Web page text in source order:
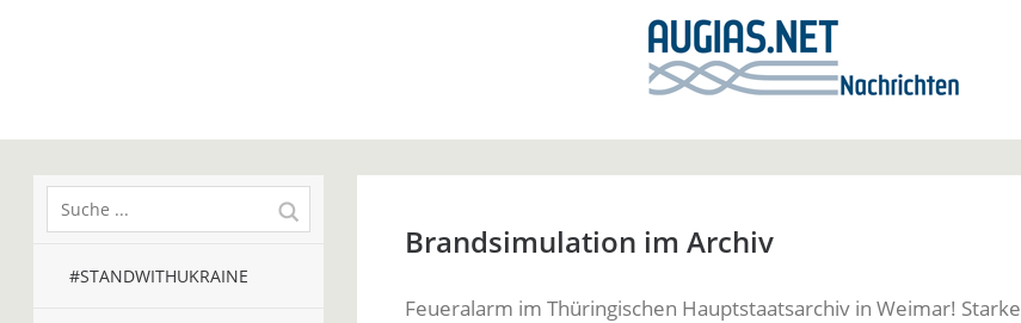
#STANDWITHUKRAINE
Brandsimulation im Archiv
Feueralarm im Thüringischen Hauptstaatsarchiv in Weimar! Starke